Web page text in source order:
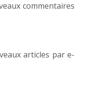
commentaires
articles par e-